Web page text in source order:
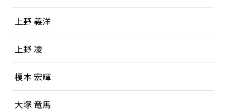
上野 義洋
上野 凌
榎本 宏暉
大塚 竜馬